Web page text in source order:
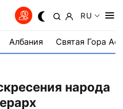
RU
Албания Святая Гора
народа